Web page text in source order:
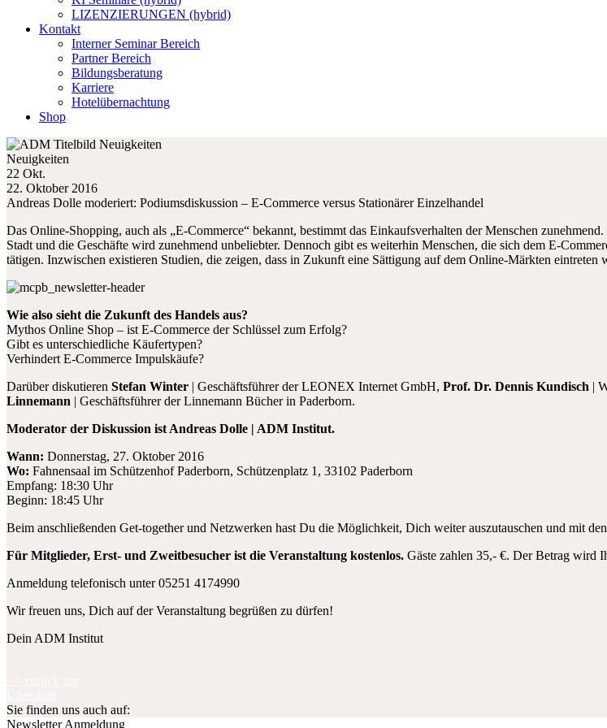
LIZENZIERUNGEN (hybrid)
Kontakt
Interner Seminar Bereich
Partner Bereich
Bildungsberatung
Karriere
Hotelübernachtung
Shop
Neuigkeiten
22 Okt.
22. Oktober 2016
Andreas Dolle moderiert: Podiumsdiskussion – E-Commerce versus Stationärer Einzelhandel
Das Online-Shopping, auch als „E-Commerce“ bekannt, bestimmt das Einkaufsverhalten der Menschen
Stadt und die Geschäfte wird zunehmend unbeliebter. Dennoch gibt es weiterhin Menschen, die sich dem E-
tätigen. Inzwischen existieren Studien, die zeigen, dass in Zukunft eine Sättigung auf dem Online-Märkten
Wie also sieht die Zukunft des Handels aus?
Mythos Online Shop – ist E-Commerce der Schlüssel zum Erfolg?
Gibt es unterschiedliche Käufertypen?
Verhindert E-Commerce Impulskäufe?
Darüber diskutieren Stefan Winter | Geschäftsführer der LEONEX Internet GmbH, Prof. Dr. Dennis Kundisch |
Linnemann | Geschäftsführer der Linnemann Bücher in Paderborn.
Moderator der Diskussion ist Andreas Dolle | ADM Institut.
Wann: Donnerstag, 27. Oktober 2016
Wo: Fahnensaal im Schützenhof Paderborn, Schützenplatz 1, 33102 Paderborn
Empfang: 18:30 Uhr
Beginn: 18:45 Uhr
Beim anschließenden Get-together und Netzwerken hast Du die Möglichkeit, Dich weiter auszutauschen und mit
Für Mitglieder, Erst- und Zweitbesucher ist die Veranstaltung kostenlos. Gäste zahlen 35,- €. Der Betrag wird
Anmeldung telefonisch unter 05251 4174990
Wir freuen uns, Dich auf der Veranstaltung begrüßen zu dürfen!
Dein ADM Institut
Sie finden uns auch auf:
Newsletter Anmeldung